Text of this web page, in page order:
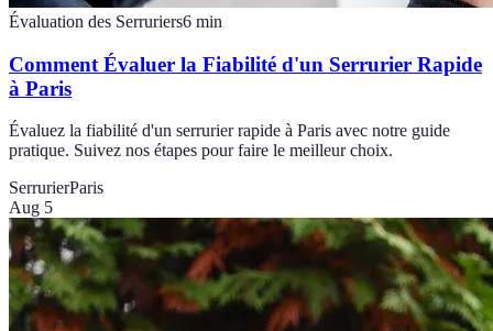
Évaluation des Serruriers6 min
Comment Évaluer la Fiabilité d'un Serrurier Rapide
à Paris
Évaluez la fiabilité d'un serrurier rapide à Paris avec notre guide
pratique. Suivez nos étapes pour faire le meilleur choix.
SerrurierParis
Aug 5